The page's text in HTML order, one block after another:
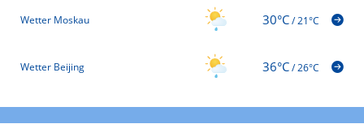
Wetter Moskau 30°C/21°C
Wetter Beijing 36°C/26°C